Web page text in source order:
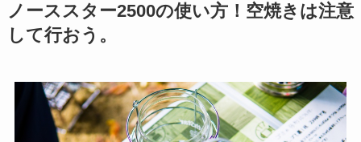
ノーススター2500の使い方！空焼きは注意
して行おう。